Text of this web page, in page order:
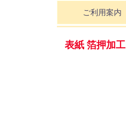
ご利用案内
表紙 箔押加工